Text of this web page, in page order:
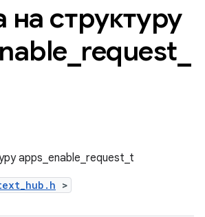
структуру
request
apps_enable_request_t
>